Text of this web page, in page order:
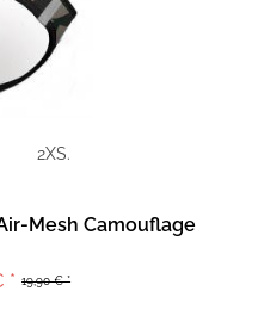
2XS.
Mesh Camouflage
19,90 € *
*